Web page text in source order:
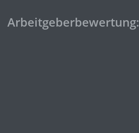
Arbeitgeberbewertung: